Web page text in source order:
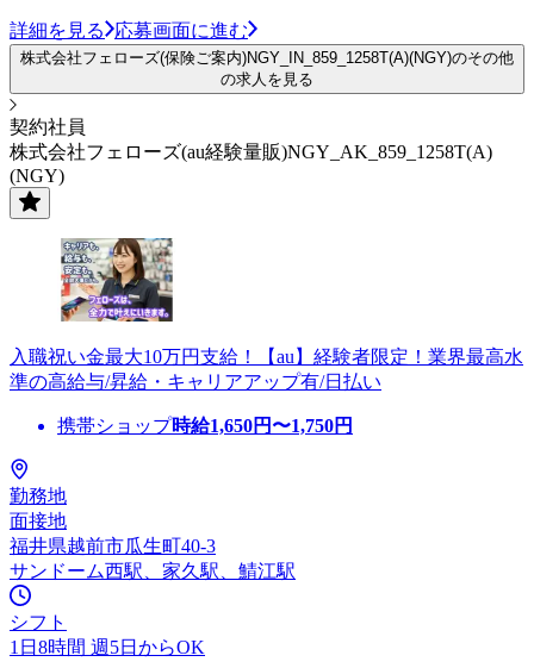
詳細を見る 応募画面に進む
株式会社フェローズ(保険ご案内)NGY_IN_859_1258T(A)(NGY)のその他
の求人を見る
契約社員
株式会社フェローズ(au経験量販)NGY_AK_859_1258T(A)
(NGY)
入職祝い金最大10万円支給！【au】経験者限定！業界最高水
準の高給与/昇給・キャリアアップ有/日払い
携帯ショップ時給1,650円〜1,750円
勤務地
面接地
福井県越前市瓜生町40-3
サンドーム西駅、家久駅、鯖江駅
シフト
1日8時間 週5日からOK